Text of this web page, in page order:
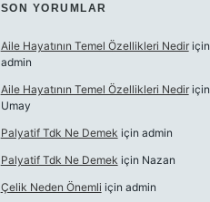
SON YORUMLAR
Aile Hayatının Temel Özellikleri Nediriçin
admin
Aile Hayatının Temel Özellikleri Nediriçin
Umay
Palyatif Tdk Ne Demek için admin
Palyatif Tdk Ne Demek için Nazan
Çelik Neden Önemli için admin